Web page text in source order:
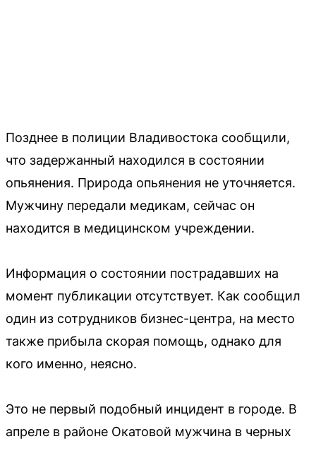
Позднее в полиции Владивостока сообщили,
что задержанный находился в состоянии
опьянения. Природа опьянения не уточняется.
Мужчину передали медикам, сейчас он
находится в медицинском учреждении.
Информация о состоянии пострадавших на
момент публикации отсутствует. Как сообщил
один из сотрудников бизнес-центра, на место
также прибыла скорая помощь, однако для
кого именно, неясно.
Это не первый подобный инцидент в городе. В
апреле в районе Окатовой мужчина в черных